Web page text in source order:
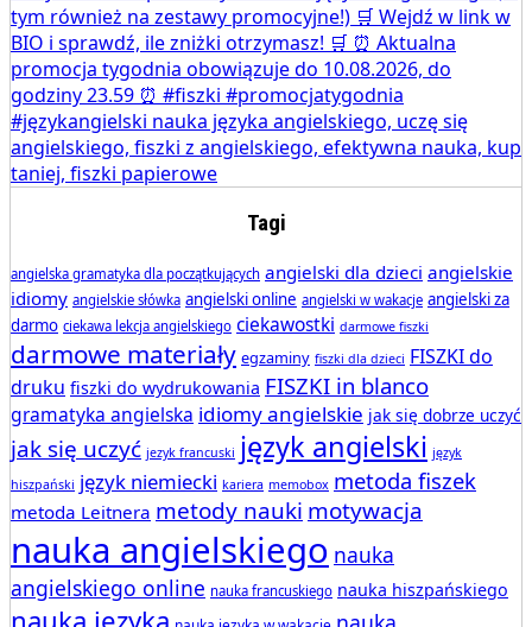
Tagi
angielska gramatyka dla początkujących angielski dla dzieci angielskie
idiomy angielskie słówka angielski online angielski w wakacje angielski za
darmo ciekawa lekcja angielskiego ciekawostki darmowe fiszki
darmowe materiały egzaminy fiszki dla dzieci FISZKI do
druku fiszki do wydrukowania FISZKI in blanco
gramatyka angielska idiomy angielskie jak się dobrze uczyć
jak się uczyć jezyk francuski język angielski język
hiszpański język niemiecki kariera memobox metoda fiszek
metoda Leitnera metody nauki motywacja
nauka angielskiego nauka
angielskiego online nauka francuskiego nauka hiszpańskiego
nauka języka